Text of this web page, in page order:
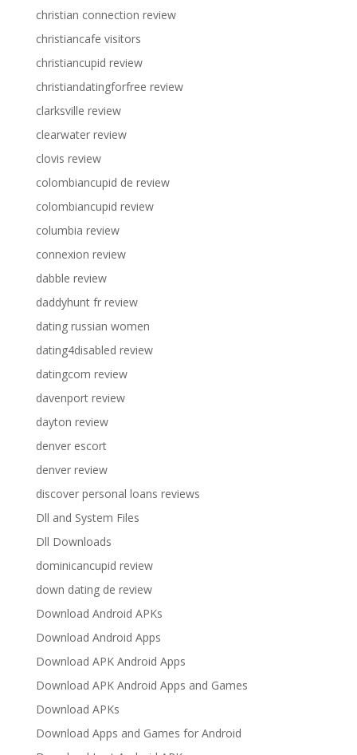
christian connection review
christiancafe visitors
christiancupid review
christiandatingforfree review
clarksville review
clearwater review
clovis review
colombiancupid de review
colombiancupid review
columbia review
connexion review
dabble review
daddyhunt fr review
dating russian women
dating4disabled review
datingcom review
davenport review
dayton review
denver escort
denver review
discover personal loans reviews
Dll and System Files
Dll Downloads
dominicancupid review
down dating de review
Download Android APKs
Download Android Apps
Download APK Android Apps
Download APK Android Apps and Games
Download APKs
Download Apps and Games for Android